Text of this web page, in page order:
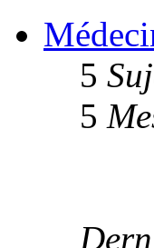
5
5